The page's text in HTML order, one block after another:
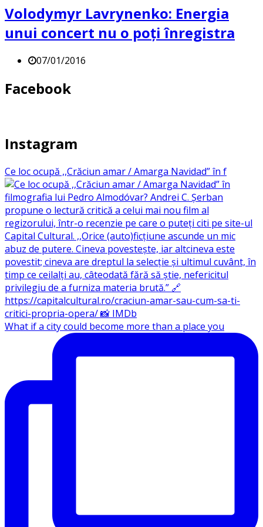
Volodymyr Lavrynenko: Energia
unui concert nu o poți înregistra
07/01/2016
Facebook
Instagram
Ce loc ocupă ,,Crăciun amar / Amarga Navidad” în f
What if a city could become more than a place you